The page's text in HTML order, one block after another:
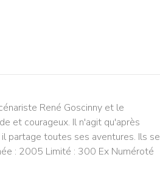
René Goscinny et le
et courageux. Il n'agit qu'après
partage toutes ses aventures. Ils se
: 2005 Limité : 300 Ex Numéroté